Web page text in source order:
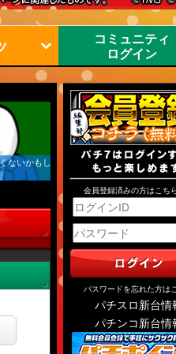
コミュニティ
ログイン
ないかもし
会員登録済みの方はこち
パスワードを忘れた方は
パチスロ新台情
パチンコ新台情